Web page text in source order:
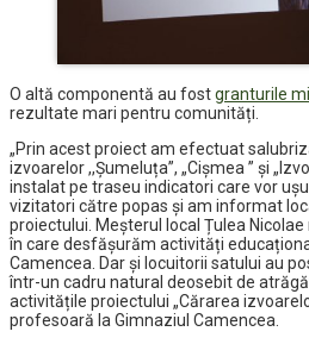
O altă componentă au fostgranturile
rezultate mari pentru comunități.
„Prin acest proiect am efectuat
izvoarelor ,,Șumeluța”, „Cișmea ” și
instalat pe traseu indicatori care vor
vizitatori către popas și am informat
proiectului. Meșterul local Țulea
în care desfășurăm activități
Camencea. Dar și locuitorii satului au
într-un cadru natural deosebit de
activitățile proiectului „Cărarea
profesoară la Gimnaziul Camencea.